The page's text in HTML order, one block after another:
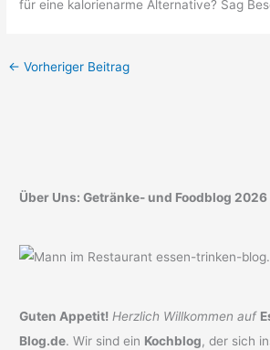
für eine kalorienarme Alternative? Sag
← Vorheriger Beitrag
Über Uns: Getränke- und Foodblog 2026
Guten Appetit! Herzlich Willkommen auf
Blog.de. Wir sind ein Kochblog, der sich